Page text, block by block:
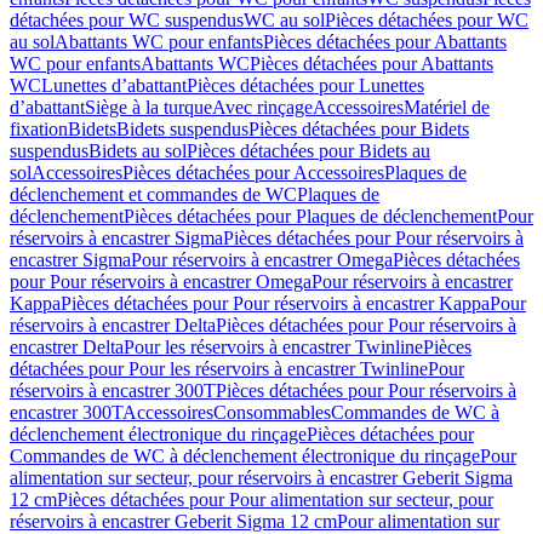
détachées pour WC suspendusWC au solPièces détachées pour WC
au solAbattants WC pour enfantsPièces détachées pour Abattants
WC pour enfantsAbattants WCPièces détachées pour Abattants
WCLunettes d’abattantPièces détachées pour Lunettes
d’abattantSiège à la turqueAvec rinçageAccessoiresMatériel de
fixationBidetsBidets suspendusPièces détachées pour Bidets
suspendusBidets au solPièces détachées pour Bidets au
solAccessoiresPièces détachées pour AccessoiresPlaques de
déclenchement et commandes de WCPlaques de
déclenchementPièces détachées pour Plaques de déclenchementPour
réservoirs à encastrer SigmaPièces détachées pour Pour réservoirs à
encastrer SigmaPour réservoirs à encastrer OmegaPièces détachées
pour Pour réservoirs à encastrer OmegaPour réservoirs à encastrer
KappaPièces détachées pour Pour réservoirs à encastrer KappaPour
réservoirs à encastrer DeltaPièces détachées pour Pour réservoirs à
encastrer DeltaPour les réservoirs à encastrer TwinlinePièces
détachées pour Pour les réservoirs à encastrer TwinlinePour
réservoirs à encastrer 300TPièces détachées pour Pour réservoirs à
encastrer 300TAccessoiresConsommablesCommandes de WC à
déclenchement électronique du rinçagePièces détachées pour
Commandes de WC à déclenchement électronique du rinçagePour
alimentation sur secteur, pour réservoirs à encastrer Geberit Sigma
12 cmPièces détachées pour Pour alimentation sur secteur, pour
réservoirs à encastrer Geberit Sigma 12 cmPour alimentation sur